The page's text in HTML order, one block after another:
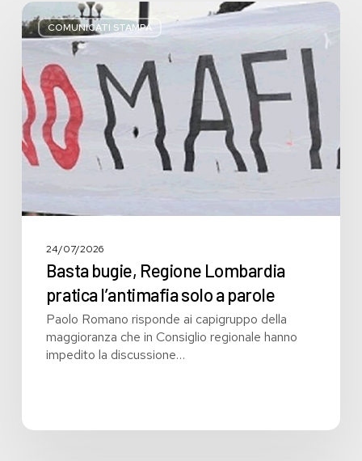
COMUNICATI STAMPA
Basta
bugie,
Regione
Lombardia
pratica
l’antimafia
solo
a
parole
24/07/2026
Basta bugie, Regione Lombardia
pratica l’antimafia solo a parole
Paolo Romano risponde ai capigruppo della
maggioranza che in Consiglio regionale hanno
impedito la discussione…